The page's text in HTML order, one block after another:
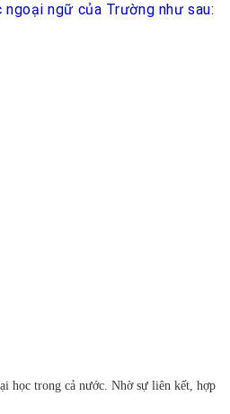
ngữ của Trường như sau:
học trong cả nước. Nhờ sự liên kết, hợp